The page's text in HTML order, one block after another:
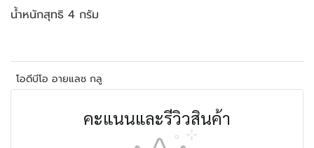
น้ำหนักสุทธิ 4 กรัม
โอดีบีโอ อายแลช กลู
คะแนนและรีวิวสินค้า